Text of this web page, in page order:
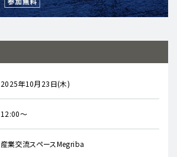
2025年10月23日(木)
12:00～
産業交流スペースMegriba